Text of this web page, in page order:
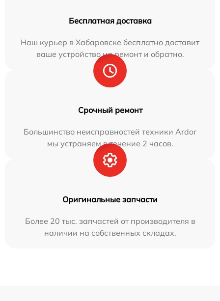
Бесплатная доставка
Наш курьер в Хабаровске бесплатно доставит
ваше устройство на ремонт и обратно.
Срочный ремонт
Большинство неисправностей техники Ardor
мы устраняем в течение 2 часов.
Оригинальные запчасти
Более 20 тыс. запчастей от производителя в
наличии на собственных складах.